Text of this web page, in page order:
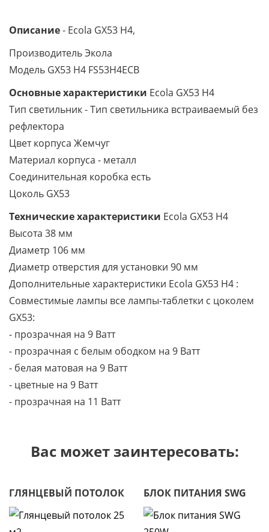
Описание- Ecola GX53 H4,
Производитель Экола
Модель GX53 H4 FS53H4ECB
Основные характеристики Ecola GX53 H4
Тип светильник - Тип светильника встраиваемый без
рефлектора
Цвет корпуса Жемчуг
Материал корпуса - металл
Соединительная коробка есть
Цоколь GX53
Технические характеристики Ecola GX53 H4
Высота 38 мм
Диаметр 106 мм
Диаметр отверстия для установки 90 мм
Дополнительные характеристики Ecola GX53 H4 :
Совместимые лампы все лампы-таблетки с цоколем
GX53:
- прозрачная на 9 Ватт
- прозрачная с белым ободком на 9 Ватт
- белая матовая на 9 Ватт
- цветные на 9 Ватт
- прозрачная на 11 Ватт
Вас может заинтересовать:
ГЛЯНЦЕВЫЙ ПОТОЛОК
25 М2
БЛОК ПИТАНИЯ SWG
250W